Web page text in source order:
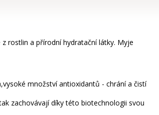
rostlin a přírodní hydratační látky. Myje
množství antioxidantů - chrání a čistí
zachovávají díky této biotechnologii svou